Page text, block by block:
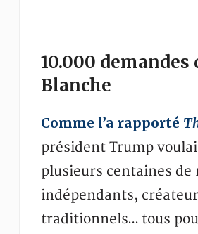
10.000
Blanche
Comme l’a rapporté
président Trump
plusieurs centaines
indépendants,
traditionnels… tous